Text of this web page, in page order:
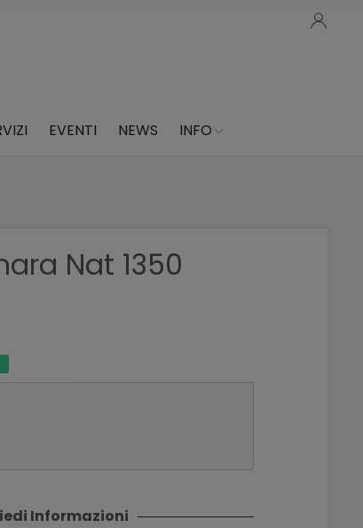
EVENTI NEWS INFO
Nat 1350
Informazioni